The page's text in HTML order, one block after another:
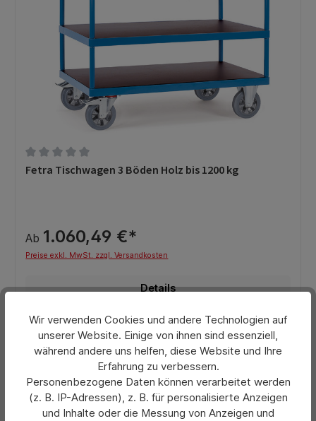
Durchschnittliche Bewertung von 0 von 5 Sternen
Fetra Tischwagen 3 Böden Holz bis 1200 kg
Ab 1.060,49 €*
Preise exkl. MwSt. zzgl. Versandkosten
Details
Wir verwenden Cookies und andere Technologien auf
unserer Website. Einige von ihnen sind essenziell,
während andere uns helfen, diese Website und Ihre
Erfahrung zu verbessern.
Personenbezogene Daten können verarbeitet werden
(z. B. IP-Adressen), z. B. für personalisierte Anzeigen
und Inhalte oder die Messung von Anzeigen und